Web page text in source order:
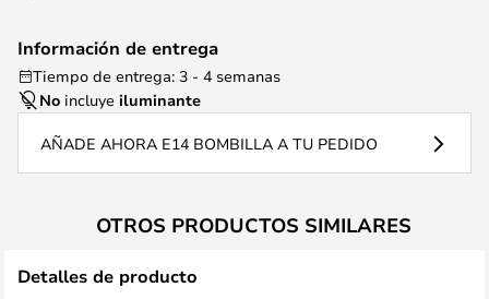
Información de entrega
Tiempo de entrega: 3 - 4 semanas
No incluye iluminante
AÑADE AHORA E14 BOMBILLA A TU PEDIDO
OTROS PRODUCTOS SIMILARES
Detalles de producto